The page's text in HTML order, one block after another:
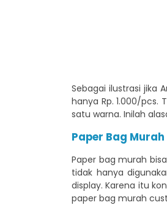
Sebagai ilustrasi jika
hanya Rp. 1.000/pcs.
satu warna. Inilah
Paper Bag Murah
Paper bag murah
tidak hanya
display. Karena itu
paper bag murah